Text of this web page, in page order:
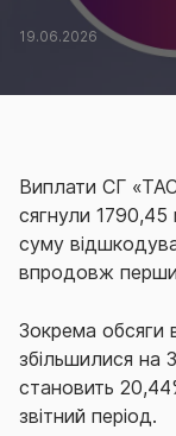
19.06.2026
Виплати СГ
сягнули
суму
впродовж
Зокрема
збільшилися на
становить
звітний період.